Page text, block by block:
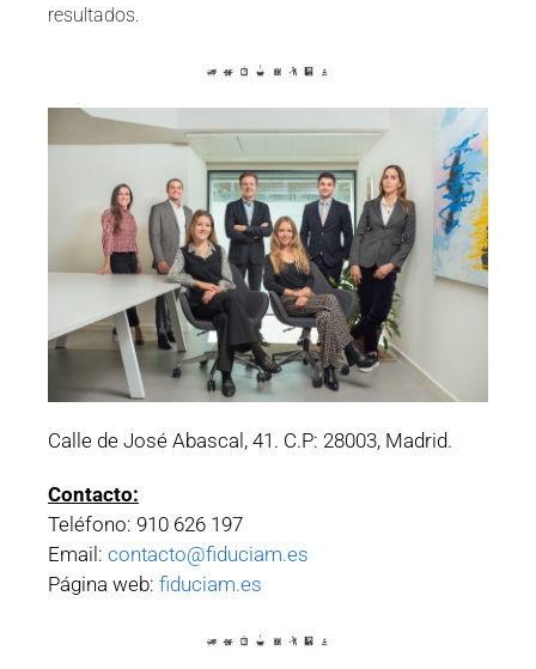
resultados.
Calle de José Abascal, 41. C.P: 28003, Madrid.
Contacto:
Teléfono: 910 626 197
Email: contacto@fiduciam.es
Página web: fiduciam.es